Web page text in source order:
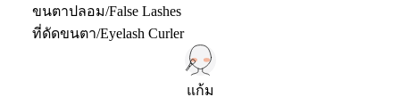
ขนตาปลอม/False Lashes
ที่ดัดขนตา/Eyelash Curler
แก้ม